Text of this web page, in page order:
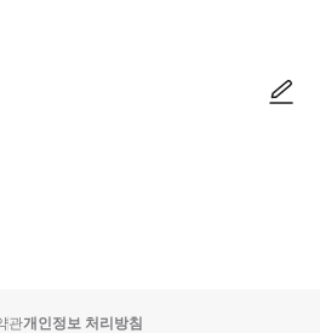
관개인정보 처리방침